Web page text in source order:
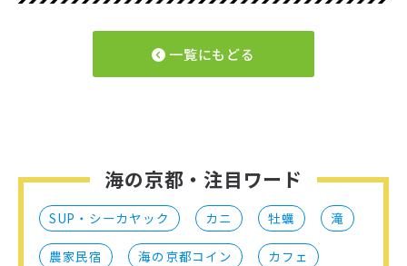
一覧にもどる
海の京都・注目ワード
SUP・シーカヤック カニ 牡蠣 滝
農家民宿 海の京都コイン カフェ